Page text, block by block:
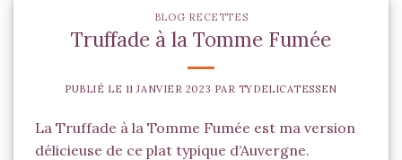
BLOG RECETTES
Truffade à la Tomme Fumée
PUBLIÉ LE 11 JANVIER 2023 PAR TYDELICATESSEN
La Truffade à la Tomme Fumée est ma version
délicieuse de ce plat typique d’Auvergne.